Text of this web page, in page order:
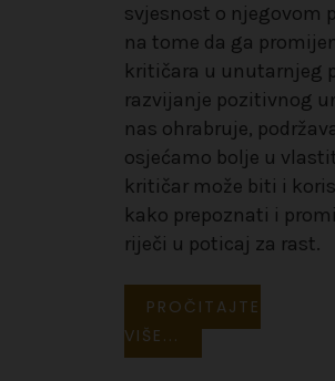
svjesnost o njegovom
na tome da ga
kritičara u unutarnjeg
razvijanje pozitivnog
nas ohrabruje,
osjećamo bolje u
kritičar može biti i
kako prepoznati i
riječi u poticaj za rast.
PROČITAJTE
VIŠE...